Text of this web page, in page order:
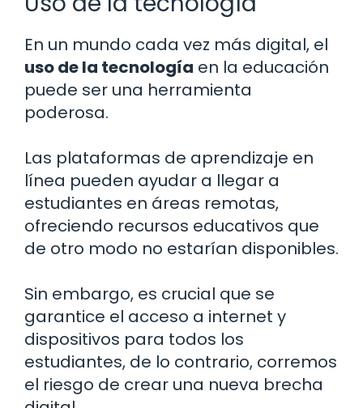
En un mundo cada vez más digital, el
uso de la tecnología en la educación
puede ser una herramienta
poderosa.
Las plataformas de aprendizaje en
línea pueden ayudar a llegar a
estudiantes en áreas remotas,
ofreciendo recursos educativos que
de otro modo no estarían disponibles.
Sin embargo, es crucial que se
garantice el acceso a internet y
dispositivos para todos los
estudiantes, de lo contrario, corremos
el riesgo de crear una nueva brecha